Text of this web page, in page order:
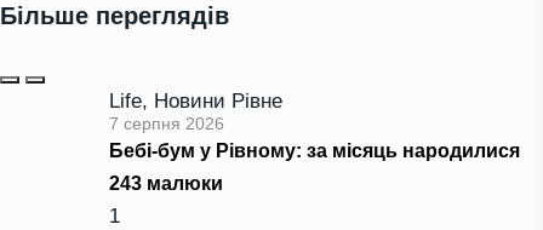
Більше переглядів
Life, Новини Рівне
7 серпня 2026
Бебі-бум у Рівному: за місяць народилися
243 малюки
1